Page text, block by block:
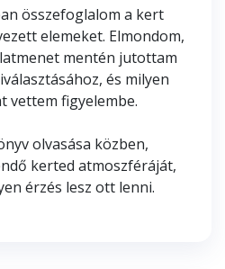
összefoglalom a kert
elemeket. Elmondom,
mentén jutottam
és milyen
vettem figyelembe.
olvasása közben,
kerted atmoszféráját,
érzés lesz ott lenni.